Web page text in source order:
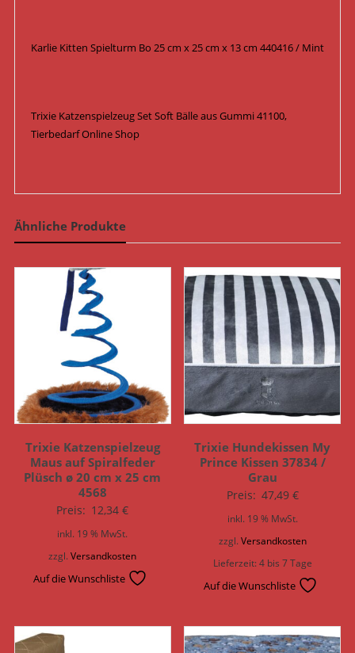
Karlie Kitten Spielturm Bo 25 cm x 25 cm x 13 cm 440416 / Mint
Trixie Katzenspielzeug Set Soft Bälle aus Gummi 41100,
Tierbedarf Online Shop
Ähnliche Produkte
Trixie Katzenspielzeug
Maus auf Spiralfeder
Plüsch ø 20 cm x 25 cm
4568
Preis: 12,34€
inkl. 19 % MwSt.
zzgl.Versandkosten
Auf die Wunschliste
Trixie Hundekissen My
Prince Kissen 37834 /
Grau
Preis: 47,49 €
inkl. 19 % MwSt.
zzgl. Versandkosten
Lieferzeit:4 bis 7 Tage
Auf die Wunschliste